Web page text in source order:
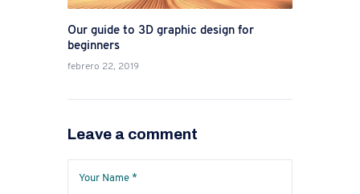
Our guide to 3D graphic design for
beginners
febrero 22, 2019
Leave a comment